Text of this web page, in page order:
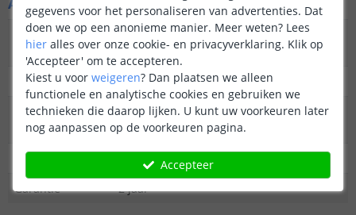
Type
buitenverlichting
Prikkabel, lichtsnoer
Functie
Decoratief
Aantal lampen in
set
10
IP waarde
IP44 (Geschikt voor buiten)
Garantie
2 jaar
gegevens voor het personaliseren van advertenties. Dat
doen we op een anonieme manier. Meer weten? Lees
hier alles over onze cookie- en privacyverklaring. Klik op
'Accepteer' om te accepteren.
Kiest u voor weigeren? Dan plaatsen we alleen
functionele en analytische cookies en gebruiken we
technieken die daarop lijken. U kunt uw voorkeuren later
nog aanpassen op de voorkeuren pagina.
Accepteer